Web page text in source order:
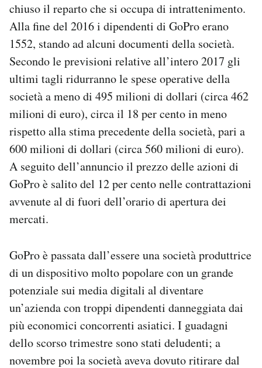
Esci
chiuso il reparto che si occupa di intrattenimento.
Alla fine del 2016 i dipendenti di GoPro erano
1552, stando ad alcuni documenti della società.
Secondo le previsioni relative all’intero 2017 gli
ultimi tagli ridurranno le spese operative della
società a meno di 495 milioni di dollari (circa 462
milioni di euro), circa il 18 per cento in meno
rispetto alla stima precedente della società, pari a
600 milioni di dollari (circa 560 milioni di euro).
A seguito dell’annuncio il prezzo delle azioni di
GoPro è salito del 12 per cento nelle contrattazioni
avvenute al di fuori dell’orario di apertura dei
mercati.
GoPro è passata dall’essere una società produttrice
di un dispositivo molto popolare con un grande
potenziale sui media digitali al diventare
un’azienda con troppi dipendenti danneggiata dai
più economici concorrenti asiatici. I guadagni
dello scorso trimestre sono stati deludenti; a
novembre poi la società aveva dovuto ritirare dal